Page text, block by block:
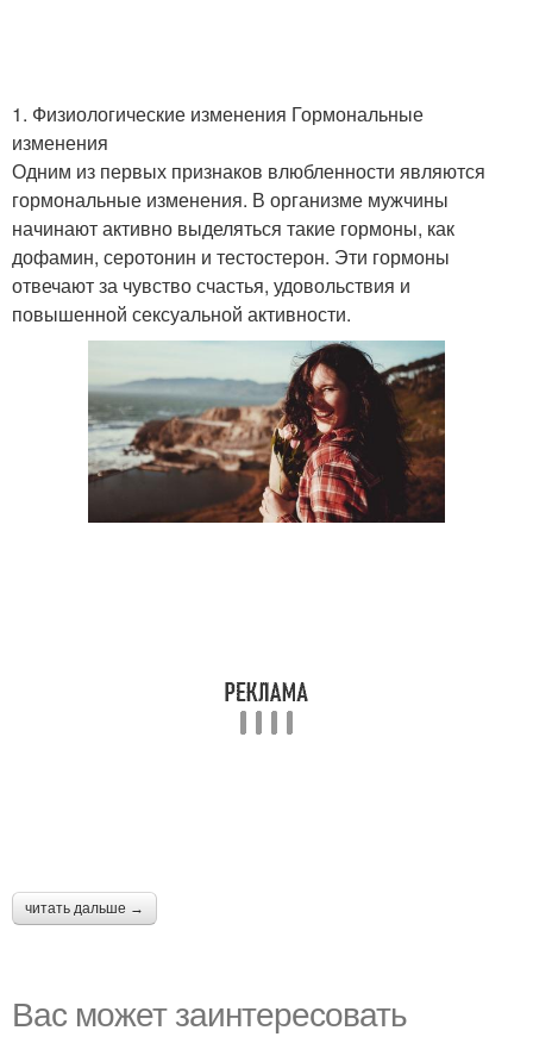
1. Физиологические изменения Гормональные
изменения
Одним из первых признаков влюбленности являются
гормональные изменения. В организме мужчины
начинают активно выделяться такие гормоны, как
дофамин, серотонин и тестостерон. Эти гормоны
отвечают за чувство счастья, удовольствия и
повышенной сексуальной активности.
читать дальше →
Вас может заинтересовать